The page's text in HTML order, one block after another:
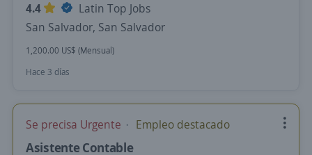
4.4
Latin Top Jobs
San Salvador, San Salvador
1,200.00 US$ (Mensual)
Hace 3 días
Se precisa Urgente Empleo destacado
Asistente Contable